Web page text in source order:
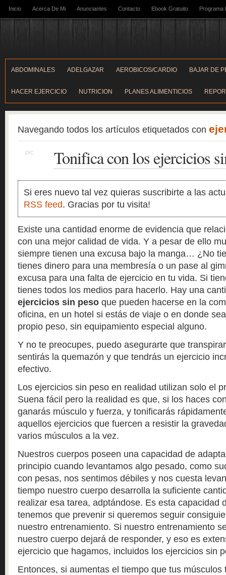
Inicio Acerca De Mi Anunciantes Contacto Ebook Gratuito Programa
ABDOMINALES ADELGAZAR AEROBICOS/CARDIO BAJAR DE
HACER EJERCICIO NUTRICION PLANES ALIMENTICIOS
Navegando todos los artículos etiquetados con
DIC Tonifica con los ejercicios
Si eres nuevo tal vez quieras suscribirte a las
RSS feed. Gracias por tu visita!
Existe una cantidad enorme de evidencia que
con una mejor calidad de vida. Y a pesar de ello
siempre tienen una excusa bajo la manga… ¿No
tienes dinero para una membresía o un pase al
excusa para una falta de ejercicio en tu vida. Si
tienes todos los medios para hacerlo. Hay una
ejercicios sin peso que pueden hacerse en la
oficina, en un hotel si estás de viaje o en donde
propio peso, sin equipamiento especial alguno.
Y no te preocupes, puedo asegurarte que
sentirás la quemazón y que tendrás un ejercicio
efectivo.
Los ejercicios sin peso en realidad utilizan solo el
Suena fácil pero la realidad es que, si los haces
ganarás músculo y fuerza, y tonificarás
aquellos ejercicios que fuercen a resistir la
varios músculos a la vez.
Nuestros cuerpos poseen una capacidad de
principio cuando levantamos algo pesado, como
con pesas, nos sentimos débiles y nos cuesta
tiempo nuestro cuerpo desarrolla la suficiente
realizar esa tarea, adptándose. Es esta capacidad
tenemos que prevenir si queremos seguir
nuestro entrenamiento. Si nuestro entrenamiento
nuestro cuerpo dejará de responder, y eso es
ejercicio que hagamos, incluidos los ejercicios sin
Entonces, si aumentas el tiempo que tus